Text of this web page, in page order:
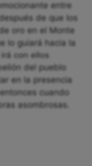
entre
de que los
oro en el Monte
lo guiará hacia la
con ellos
del pueblo
en la presencia
cuando
asombrosas.